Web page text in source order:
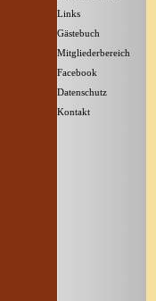
Links
Gästebuch
Mitgliederbereich
Facebook
Datenschutz
Kontakt